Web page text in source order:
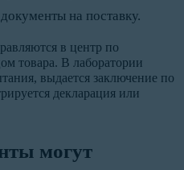
на поставку.
в центр по
товара. В лаборатории
выдается заключение по
декларация или
могут